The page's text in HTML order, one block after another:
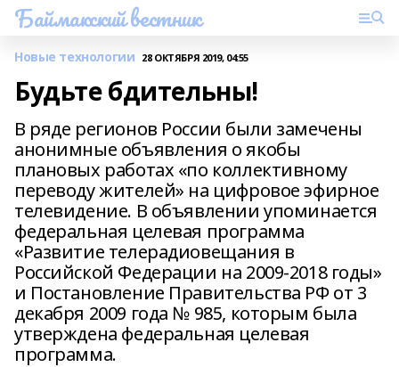
Баймакский вестник
Новые технологии 28 ОКТЯБРЯ 2019, 04:55
Будьте бдительны!
В ряде регионов России были замечены
анонимные объявления о якобы
плановых работах «по коллективному
переводу жителей» на цифровое эфирное
телевидение. В объявлении упоминается
федеральная целевая программа
«Развитие телерадиовещания в
Российской Федерации на 2009-2018 годы»
и Постановление Правительства РФ от 3
декабря 2009 года № 985, которым была
утверждена федеральная целевая
программа.